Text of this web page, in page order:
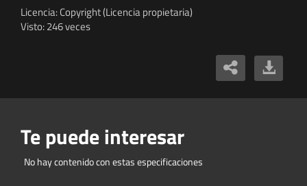
Licencia: Copyright (Licencia propietaria)
Visto: 246 veces
Te puede interesar
No hay contenido con estas especificaciones